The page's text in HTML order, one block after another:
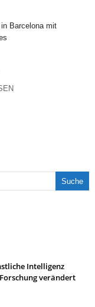
Barcelona mit
Intelligenz
verändert